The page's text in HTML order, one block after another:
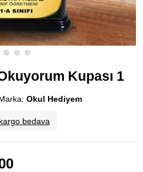
Kupası 1
Okul Hediyem
kargo bedava